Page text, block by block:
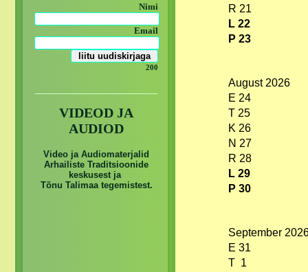
R 21
L 22
P 23
August 2026
E 24
T 25
K 26
N 27
R 28
L 29
P 30
September
E 31
T 1
Nimi
Email
200
VIDEOD JA
AUDIOD
Video ja Audiomaterjalid
Arhailiste Traditsioonide
keskusest ja
Tõnu Talimaa tegemistest.